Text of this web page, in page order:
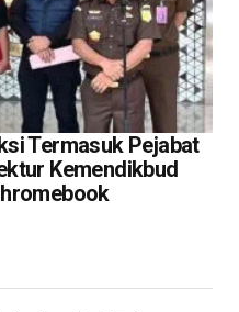
Termasuk Pejabat
Kemendikbud